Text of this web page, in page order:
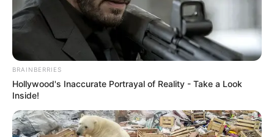
BRAINBERRIES
Hollywood's Inaccurate Portrayal of Reality - Take a Look
Inside!